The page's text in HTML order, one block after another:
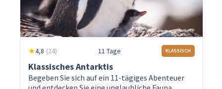
4,8 (24) 11 Tage KLASSISCH
Klassisches Antarktis
Begeben Sie sich auf ein 11-tägiges Abenteuer